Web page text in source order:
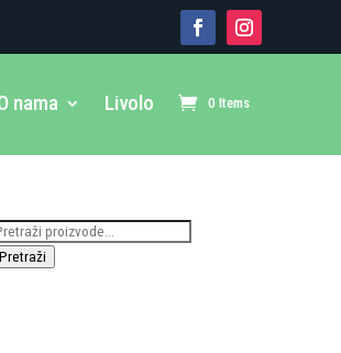
nama Livolo 0 Items
Pretraži